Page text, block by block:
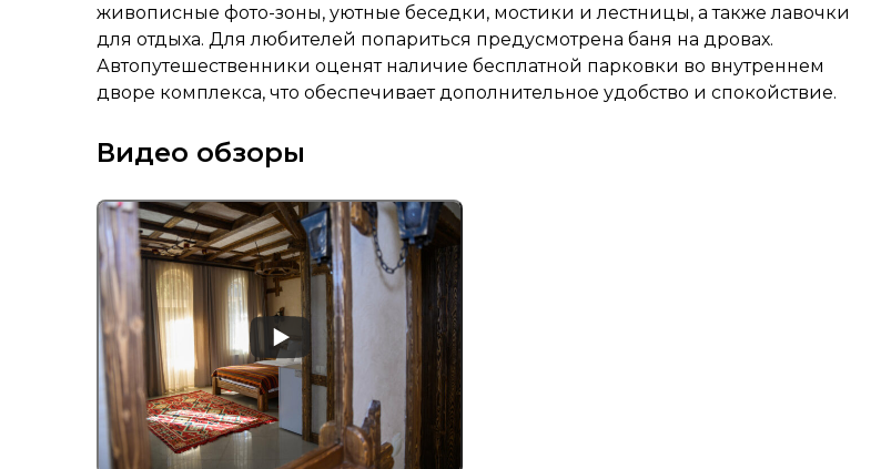
живописные фото-зоны, уютные беседки, мостики и лестницы, а также лавочки
для отдыха. Для любителей попариться предусмотрена баня на дровах.
Автопутешественники оценят наличие бесплатной парковки во внутреннем
дворе комплекса, что обеспечивает дополнительное удобство и спокойствие.
Видео обзоры